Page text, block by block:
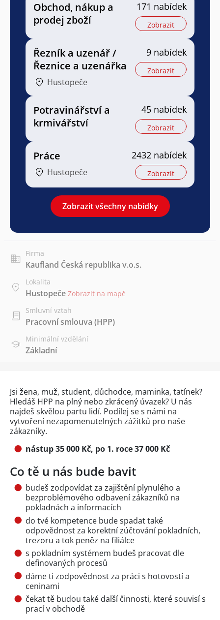
Obchod, nákup a
prodej zboží
171 nabídek
Zobrazit
Řezník a uzenář /
Řeznice a uzenářka
Hustopeče
9 nabídek
Zobrazit
Potravinářství a
krmivářství
45 nabídek
Zobrazit
Práce
Hustopeče
2432 nabídek
Zobrazit
Zobrazit všechny nabídky
Firma
Kaufland Česká republika v.o.s.
Lokalita
Hustopeče Zobrazit na mapě
Smluvní vztah
Pracovní smlouva (HPP)
Minimální vzdělání
Základní
Jsi žena, muž, student, důchodce, maminka, tatínek?
Hledáš HPP na plný nebo zkrácený úvazek? U nás
najdeš skvělou partu lidí. Podílej se s námi na
vytvoření nezapomenutelných zážitků pro naše
zákazníky.
nástup 35 000 Kč, po 1. roce 37 000 Kč
Co tě u nás bude bavit
budeš zodpovídat za zajištění plynulého a
bezproblémového odbavení zákazníků na
pokladnách a informacích
do tvé kompetence bude spadat také
odpovědnost za korektní zúčtování pokladních,
trezoru a tok peněz na filiálce
s pokladním systémem budeš pracovat dle
definovaných procesů
dáme ti zodpovědnost za práci s hotovostí a
ceninami
čekat tě budou také další činnosti, které souvisí s
prací v obchodě